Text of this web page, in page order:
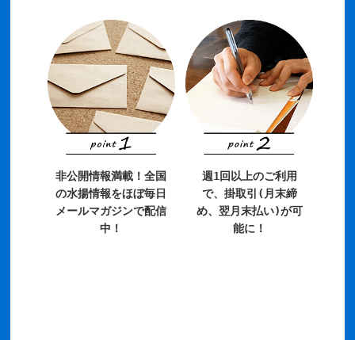
非公開情報満載！全国
の水揚情報をほぼ毎日
メールマガジンで配信
中！
週1回以上のご利用
で、掛取引(月末締
め、翌月末払い)が可
能に！